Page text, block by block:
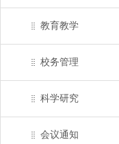
教育教学
校务管理
科学研究
会议通知